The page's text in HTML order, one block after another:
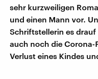
sehr kurzweiligen
und einen Mann vor.
Schriftstellerin es
auch noch die
Verlust eines Kindes